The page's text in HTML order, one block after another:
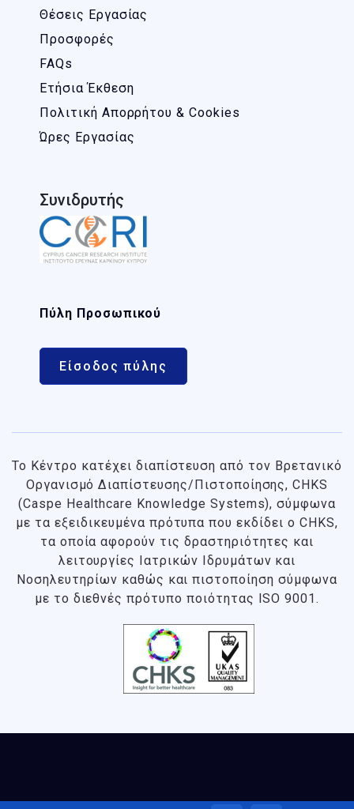
Θέσεις Εργασίας
Προσφορές
FAQs
Ετήσια Έκθεση
Πολιτική Απορρήτου & Cookies
Ώρες Εργασίας
Συνιδρυτής
Πύλη Προσωπικού
Είσοδος πύλης
Το Κέντρο κατέχει διαπίστευση από τον Βρετανικό
Οργανισμό Διαπίστευσης/Πιστοποίησης, CHKS
(Caspe Healthcare Knowledge Systems), σύμφωνα
με τα εξειδικευμένα πρότυπα που εκδίδει ο CHKS,
τα οποία αφορούν τις δραστηριότητες και
λειτουργίες Ιατρικών Ιδρυμάτων και
Νοσηλευτηρίων καθώς και πιστοποίηση σύμφωνα
με το διεθνές πρότυπο ποιότητας ISO 9001.